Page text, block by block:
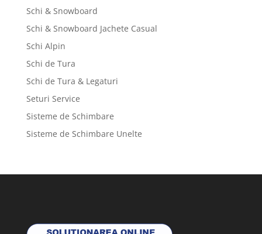
Schi & Snowboard
Schi & Snowboard Jachete Casual
Schi Alpin
Schi de Tura
Schi de Tura & Legaturi
Seturi Service
Sisteme de Schimbare
Sisteme de Schimbare Unelte